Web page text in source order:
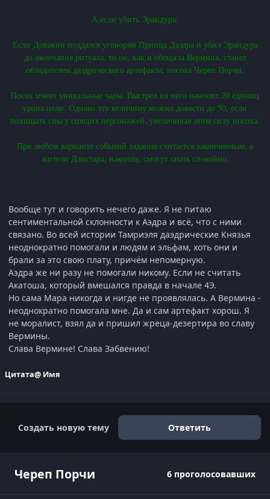
А если убить Эрандура:
Если Довакин поддался уговорам Принца Даэдра и убил Эрандура
до окончания ритуала, то он, как и обещала Вермина, станет
обладателем даэдрического артефакта, посоха Череп Порчи.
Посох имеет уникальные чары. Выстрел из него наносит 20 единиц
урона цели. Однако эту величину можно довести до 50, если
похищать сны у спящих персонажей, увеличивая этим силу посоха.
При любом варианте событий задание считается законченным, а
жители Данстара, наконец, смогут спать спокойно.
Вообще тут и говорить нечего даже. Я не питаю
сентиментальной склонности к Аэдра и всё, что с ними
связано. Во всей истории Тамриэля даэдрические Князья
неоднократно помогали и людям и эльфам, хоть они и
брали за это свою плату, причём непомерную.
Аэдра же ни разу не помогали никому. Если не считать
Акатоша, который вмешался правда в начале 4Э.
Но сама Мара никогда и нигде не проявлялась. А Вермина -
неоднократно помогала мне. Да и сам артефакт хорош. Я
не моралист, взял да и пришил жреца-дезертира во славу
Вермины.
Слава Вермине! Слава Забвению!
Цитата@ Имя
Создать новую тему Ответить
Череп Порчи 6 проголосовавших